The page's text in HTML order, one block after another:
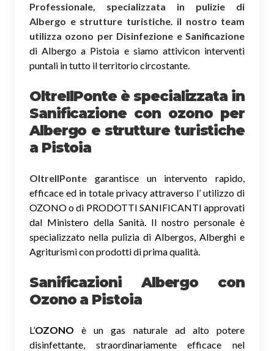
Professionale, specializzata in pulizie di
Albergo e strutture turistiche. il nostro team
utilizza ozono per Disinfezione e Sanificazione
di Albergo a Pistoia e siamo attivicon interventi
puntali in tutto il territorio circostante.
OltreIlPonte è specializzata in
Sanificazione con ozono per
Albergo e strutture turistiche
a Pistoia
OltreIlPonte garantisce un intervento rapido,
efficace ed in totale privacy attraverso l’ utilizzo di
OZONO o di PRODOTTI SANIFICANTI approvati
dal Ministero della Sanità. Il nostro personale è
specializzato nella pulizia di Albergos, Alberghi e
Agriturismi con prodotti di prima qualità.
Sanificazioni Albergo con
Ozonoa Pistoia
L’OZONO è un gas naturale ad alto potere
disinfettante, straordinariamente efficace nel